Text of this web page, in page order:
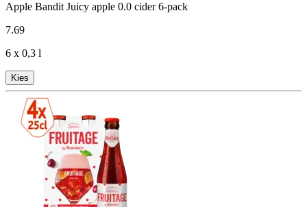
Apple Bandit Juicy apple 0.0 cider 6-pack
7.69
6 x 0,3 l
Kies